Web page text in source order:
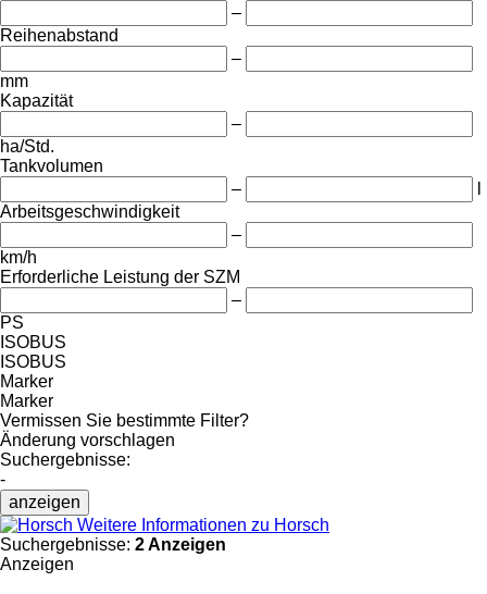
–
Reihenabstand
–
mm
Kapazität
–
ha/Std.
Tankvolumen
–
Arbeitsgeschwindigkeit
–
km/h
Erforderliche Leistung der SZM
–
PS
ISOBUS
ISOBUS
Marker
Marker
Vermissen Sie bestimmte Filter?
Änderung vorschlagen
Suchergebnisse:
-
anzeigen
Weitere Informationen zu Horsch
Suchergebnisse: 2 Anzeigen
Anzeigen